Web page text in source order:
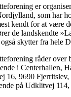
er
som har
kendt for at være
de landskendte
skytter fra hele
råder over
i Centerhallen,
16, 9690 Fjerritslev,
på Udklitvej